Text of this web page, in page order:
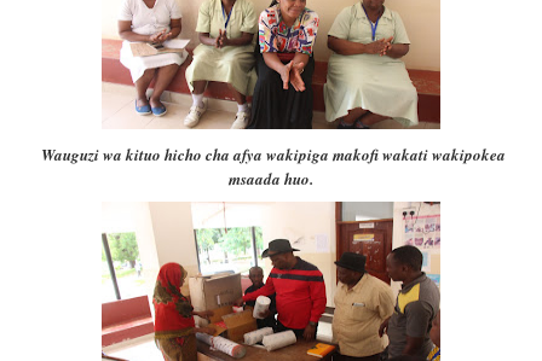
Wauguzi wa kituo hicho cha afya wakipiga makofi wakati wakipokea
msaada huo.